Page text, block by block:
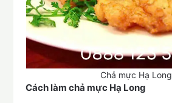
Chả mực Hạ Long
Cách làm chả mực Hạ Long